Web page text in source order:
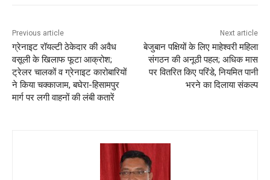
Previous article
ग्रेनाइट रॉयल्टी ठेकेदार की अवैध
वसूली के खिलाफ फूटा आक्रोश;
ट्रेलर चालकों व ग्रेनाइट कारोबारियों
ने किया चक्काजाम, बघेरा-हिसामपुर
मार्ग पर लगी वाहनों की लंबी कतारें
Next article
बेजुबान पक्षियों के लिए माहेश्वरी महिला
संगठन की अनूठी पहल; अधिक मास
पर वितरित किए परिंडे, नियमित पानी
भरने का दिलाया संकल्प